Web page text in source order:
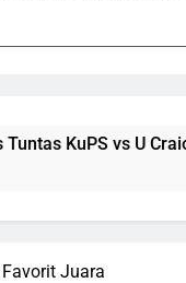
KuPS vs U Craiova
Juara